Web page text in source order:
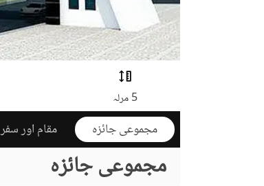
5 مرلہ
مجموعی جائزہ مقام اور سفر
مجموعی جائزہ